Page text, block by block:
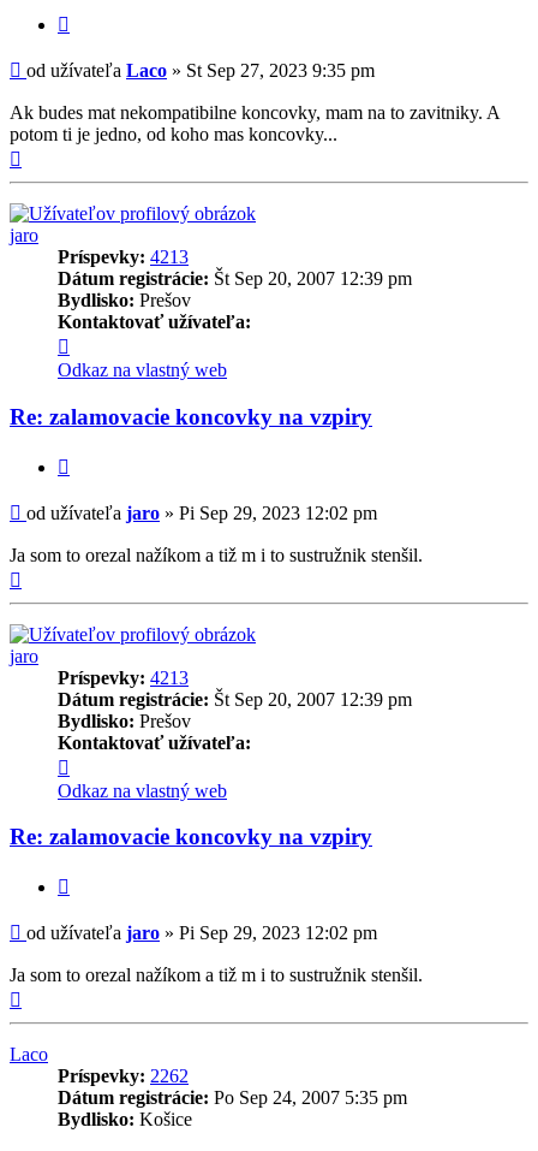
Príspevok
od užívateľa Laco » St Sep 27, 2023 9:35 pm
Ak budes mat nekompatibilne koncovky, mam na to zavitniky. A
potom ti je jedno, od koho mas koncovky...
jaro
Príspevky: 4213
Dátum registrácie: Št Sep 20, 2007 12:39 pm
Bydlisko: Prešov
Kontaktovať užívateľa:
informácie
užívateľa
-
jaro
Odkaz na vlastný web
Re: zalamovacie koncovky na vzpiry
Príspevok
od užívateľa jaro » Pi Sep 29, 2023 12:02 pm
Ja som to orezal nažíkom a tiž m i to sustružnik stenšil.
jaro
Príspevky: 4213
Dátum registrácie: Št Sep 20, 2007 12:39 pm
Bydlisko: Prešov
Kontaktovať užívateľa:
informácie
užívateľa
-
jaro
Odkaz na vlastný web
Re: zalamovacie koncovky na vzpiry
Príspevok
od užívateľa jaro » Pi Sep 29, 2023 12:02 pm
Ja som to orezal nažíkom a tiž m i to sustružnik stenšil.
Laco
Príspevky: 2262
Dátum registrácie: Po Sep 24, 2007 5:35 pm
Bydlisko: Košice